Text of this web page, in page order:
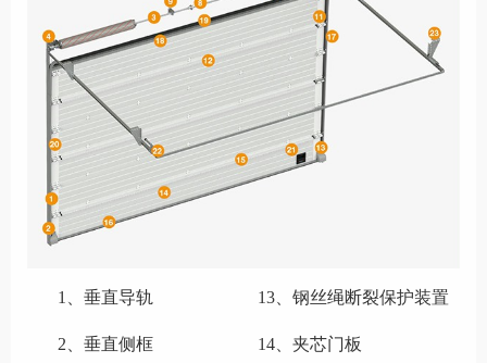
1、垂直导轨 13、钢丝绳断裂保护装置
2、垂直侧框 14、夹芯门板